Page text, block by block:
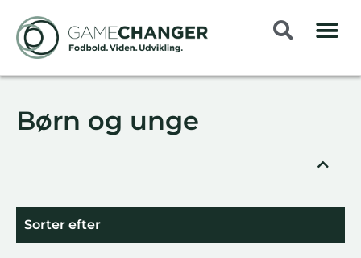
Børn og unge
Sorter efter